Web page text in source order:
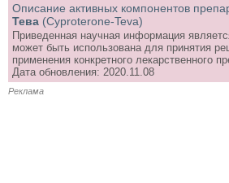
Описание активных компонентов
Тева (Cyproterone-Teva)
Приведенная научная информация
может быть использована для принятия
применения конкретного лекарственного
Дата обновления: 2020.11.08
Реклама